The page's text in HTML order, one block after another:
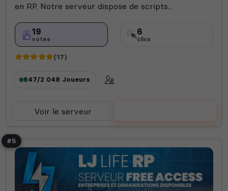
en RP. Notre serveur dispose de scripts...
19
votes
6
clics
(17)
647/2 048 Joueurs
Voir le serveur
#5